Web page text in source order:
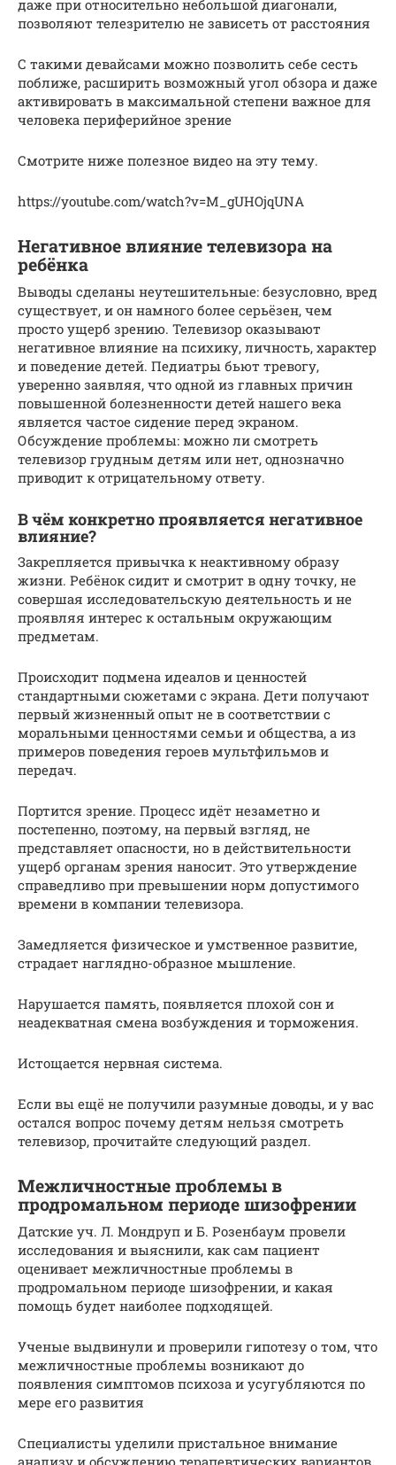
даже при относительно небольшой диагонали,
позволяют телезрителю не зависеть от расстояния
С такими девайсами можно позволить себе сесть
поближе, расширить возможный угол обзора и даже
активировать в максимальной степени важное для
человека периферийное зрение
Смотрите ниже полезное видео на эту тему.
https://youtube.com/watch?v=M_gUHOjqUNA
Негативное влияние телевизора на
ребёнка
Выводы сделаны неутешительные: безусловно, вред
существует, и он намного более серьёзен, чем
просто ущерб зрению. Телевизор оказывают
негативное влияние на психику, личность, характер
и поведение детей. Педиатры бьют тревогу,
уверенно заявляя, что одной из главных причин
повышенной болезненности детей нашего века
является частое сидение перед экраном.
Обсуждение проблемы: можно ли смотреть
телевизор грудным детям или нет, однозначно
приводит к отрицательному ответу.
В чём конкретно проявляется негативное
влияние?
Закрепляется привычка к неактивному образу
жизни. Ребёнок сидит и смотрит в одну точку, не
совершая исследовательскую деятельность и не
проявляя интерес к остальным окружающим
предметам.
Происходит подмена идеалов и ценностей
стандартными сюжетами с экрана. Дети получают
первый жизненный опыт не в соответствии с
моральными ценностями семьи и общества, а из
примеров поведения героев мультфильмов и
передач.
Портится зрение. Процесс идёт незаметно и
постепенно, поэтому, на первый взгляд, не
представляет опасности, но в действительности
ущерб органам зрения наносит. Это утверждение
справедливо при превышении норм допустимого
времени в компании телевизора.
Замедляется физическое и умственное развитие,
страдает наглядно-образное мышление.
Нарушается память, появляется плохой сон и
неадекватная смена возбуждения и торможения.
Истощается нервная система.
Если вы ещё не получили разумные доводы, и у вас
остался вопрос почему детям нельзя смотреть
телевизор, прочитайте следующий раздел.
Межличностные проблемы в
продромальном периоде шизофрении
Датские уч. Л. Мондруп и Б. Розенбаум провели
исследования и выяснили, как сам пациент
оценивает межличностные проблемы в
продромальном периоде шизофрении, и какая
помощь будет наиболее подходящей.
Ученые выдвинули и проверили гипотезу о том, что
межличностные проблемы возникают до
появления симптомов психоза и усугубляются по
мере его развития
Специалисты уделили пристальное внимание
анализу и обсуждению терапевтических вариантов,